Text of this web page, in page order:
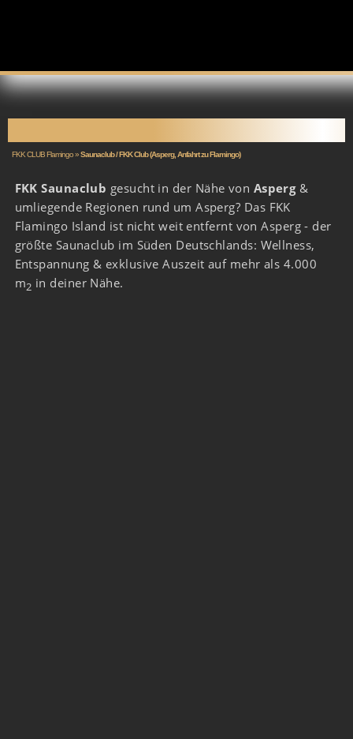
FKK CLUB Flamingo»Saunaclub / FKK Club (Asperg, Anfahrt zu Flamingo)
FKK Saunaclub gesucht in der Nähe von Asperg&
umliegende Regionen rund um Asperg? Das FKK
Flamingo Island ist nicht weit entfernt von Asperg - der
größte Saunaclub im Süden Deutschlands: Wellness,
Entspannung & exklusive Auszeit auf mehr als 4.000
m2 in deiner Nähe.